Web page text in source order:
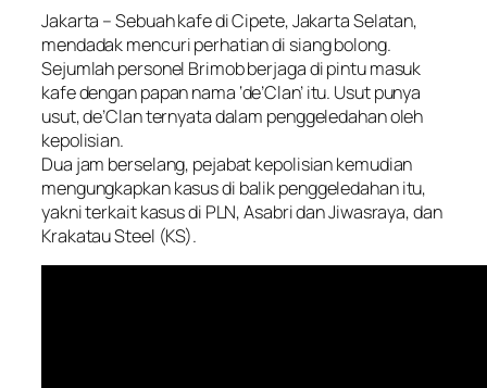
Jakarta – Sebuah kafe di Cipete, Jakarta Selatan,
mendadak mencuri perhatian di siang bolong.
Sejumlah personel Brimob berjaga di pintu masuk
kafe dengan papan nama ‘de’Clan’ itu. Usut punya
usut, de’Clan ternyata dalam penggeledahan oleh
kepolisian.
Dua jam berselang, pejabat kepolisian kemudian
mengungkapkan kasus di balik penggeledahan itu,
yakni terkait kasus di PLN, Asabri dan Jiwasraya, dan
Krakatau Steel (KS).